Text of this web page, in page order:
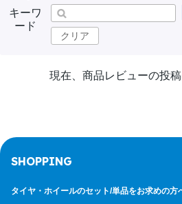
キーワ
ード
クリア
現在、商品レビューの投稿
SHOPPING
タイヤ・ホイールのセット/単品をお求めの方